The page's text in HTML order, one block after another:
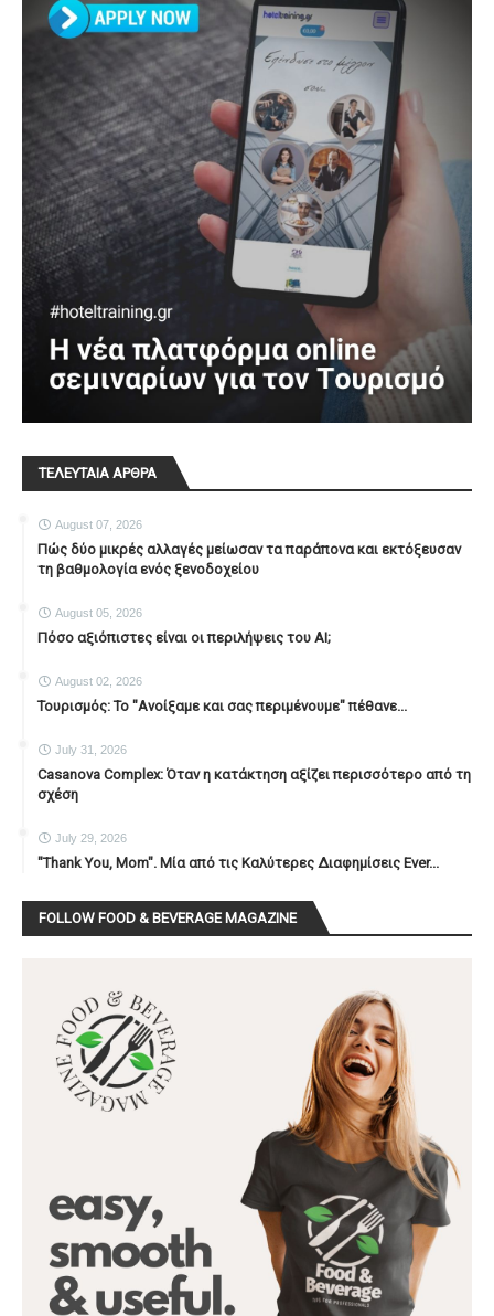
ΤΕΛΕΥΤΑΙΑ ΑΡΘΡΑ
August 07, 2026
Πώς δύο μικρές αλλαγές μείωσαν τα παράπονα και εκτόξευσαν
τη βαθμολογία ενός ξενοδοχείου
August 05, 2026
Πόσο αξιόπιστες είναι οι περιλήψεις του ΑΙ;
August 02, 2026
Τουρισμός: Το "Ανοίξαμε και σας περιμένουμε" πέθανε...
July 31, 2026
Casanova Complex: Όταν η κατάκτηση αξίζει περισσότερο από τη
σχέση
July 29, 2026
"Thank You, Mοm". Μία από τις Καλύτερες Διαφημίσεις Ever...
FOLLOW FOOD & BEVERAGE MAGAZINE